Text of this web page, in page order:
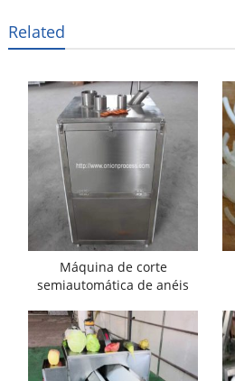
Related
Máquina de corte
semiautomática de anéis